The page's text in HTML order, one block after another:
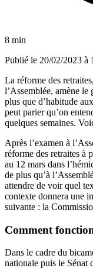
8 min
Publié le 20/02/2023 à
La réforme des
l’Assemblée, amène le
plus que d’habitude
peut parier qu’on
quelques semaines.
Après l’examen à
réforme des retraites à
au 12 mars dans
de plus qu’à
attendre de voir quel
contexte donnera une
suivante : la
Comment
Dans le cadre du
nationale puis le Sénat